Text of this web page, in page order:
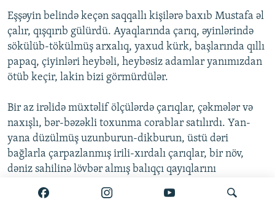
Eşşəyin belində keçən saqqallı kişilərə baxıb Mustafa əl
çalır, qışqırıb gülürdü. Ayaqlarında çarıq, əyinlərində
sökülüb-tökülmüş arxalıq, yaxud kürk, başlarında qıllı
papaq, çiyinləri heybəli, heybəsiz adamlar yanımızdan
ötüb keçir, lakin bizi görmürdülər.
Bir az irəlidə müxtəlif ölçülərdə çarıqlar, çəkmələr və
naxışlı, bər-bəzəkli toxunma corablar satılırdı. Yan-
yana düzülmüş uzunburun-dikburun, üstü dəri
bağlarla çarpazlanmış irili-xırdalı çarıqlar, bir növ,
dəniz sahilinə lövbər almış balıqçı qayıqlarını
xatırladırdı.